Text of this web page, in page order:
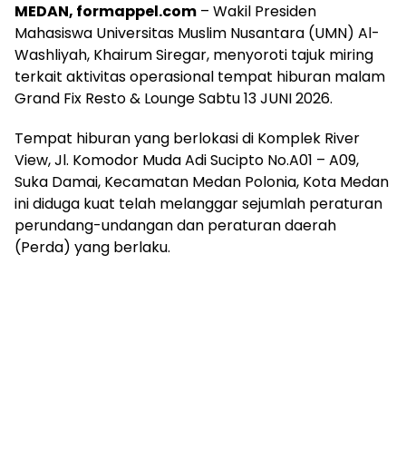
MEDAN, formappel.com – Wakil Presiden
Mahasiswa Universitas Muslim Nusantara (UMN) Al-
Washliyah, Khairum Siregar, menyoroti tajuk miring
terkait aktivitas operasional tempat hiburan malam
Grand Fix Resto & Lounge Sabtu 13 JUNI 2026.
Tempat hiburan yang berlokasi di Komplek River
View, Jl. Komodor Muda Adi Sucipto No.A01 – A09,
Suka Damai, Kecamatan Medan Polonia, Kota Medan
ini diduga kuat telah melanggar sejumlah peraturan
perundang-undangan dan peraturan daerah
(Perda) yang berlaku.